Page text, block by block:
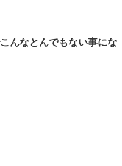
んなとんでもない事にな